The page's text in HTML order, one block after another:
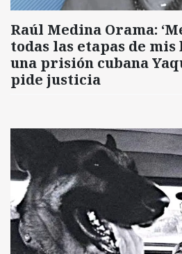
Raúl Medina Orama:
todas las etapas de mis
una prisión cubana
pide justicia